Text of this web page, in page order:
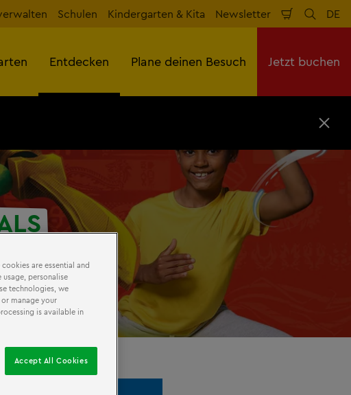
Schulen Kindergarten & Kita Newsletter Warenkorb
Suche
DE
Entdecken Plane deinen Besuch Jetzt buchen
S
h
are essential and
personalise
technologies, we
manage your
is available in
Accept All Cookies